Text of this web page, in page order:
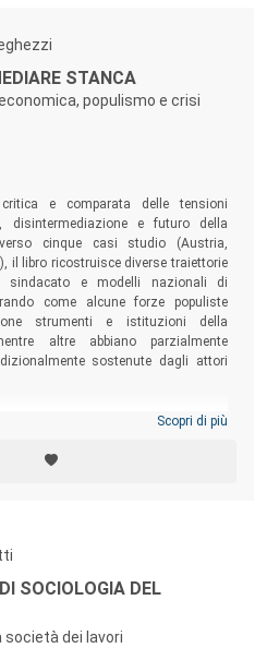
STANCA
populismo e crisi
e comparata delle tensioni
disintermediazione e futuro della
cinque casi studio (Austria,
il libro ricostruisce diverse traiettorie
sindacato e modelli nazionali di
come alcune forze populiste
strumenti e istituzioni della
altre abbiano parzialmente
sostenute dagli attori
Scopri di più
SOCIOLOGIA DEL
società dei lavori